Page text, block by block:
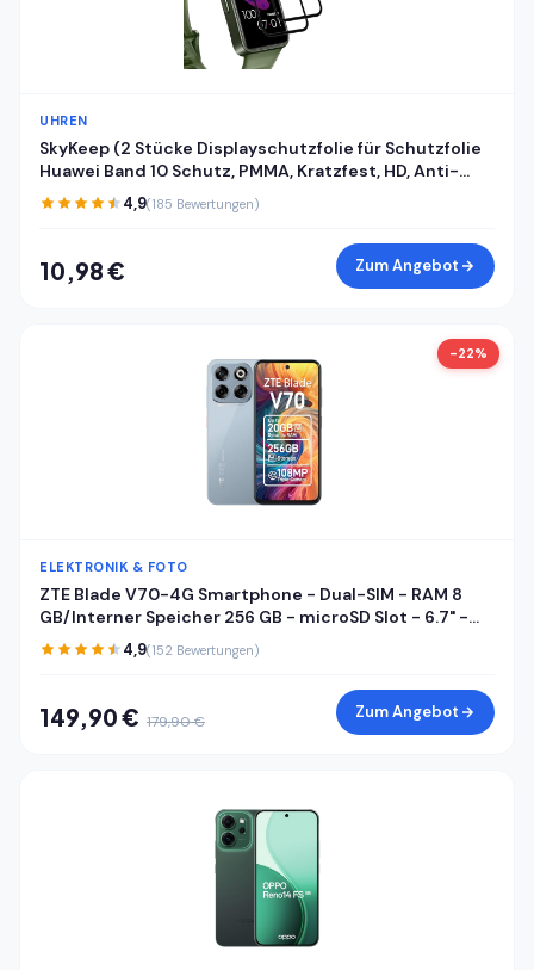
UHREN
SkyKeep (2 Stücke Displayschutzfolie für Schutzfolie
Huawei Band 10 Schutz, PMMA, Kratzfest, HD, Anti-
Bläschen, Ultra-klar, für Displayschutz Huawei Band
8/9/10 Folie Screen Protector
4,9(185 Bewertungen)
10,98 € Zum Angebot
-22%
ELEKTRONIK & FOTO
ZTE Blade V70-4G Smartphone - Dual-SIM - RAM 8
GB/Interner Speicher 256 GB - microSD Slot - 6.7" -
1600 x 720 Pixel (120 Hz) - Triple-Kamera 108 MP, 2 MP
- Front Camera 16 MP - Sternenstaubgrau
4,9(152 Bewertungen)
149,90 € 179,90 € Zum Angebot